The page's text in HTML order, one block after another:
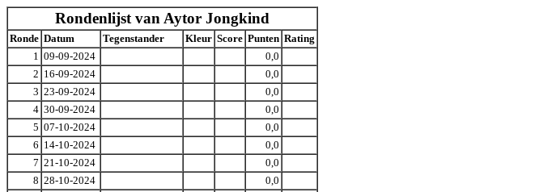
Rondenlijst van Aytor Jongkind
Ronde Datum Tegenstander Kleur Score Punten Rating
1 09-09-2024
0,0
2 16-09-2024
0,0
3 23-09-2024
0,0
4 30-09-2024
0,0
5 07-10-2024
0,0
6 14-10-2024
0,0
7 21-10-2024
0,0
8 28-10-2024
0,0